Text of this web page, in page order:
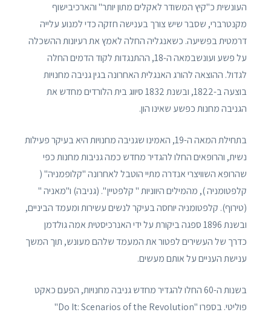
העונשית כ"קיץ המשודר לאקלים מתון יותר" והארכיבישוף
מקנטרברי, שסבר שיש צורך בענישה חזקה כדי למנוע עלייה
דרמטית בפשיעה. כשאנגליה החלה לאמץ את רעיונות ההשכלה
על פשע ועונשבמאה ה-18, ההתנגדות לקוד הדמים החלה
לגדול. ההוצאה להורג האנגלית האחרונה בגין גניבה מחנויות
בוצעה ב-1822, ובשנת 1832 סיווג בית הלורדים מחדש את
הגניבה מחנות כפשע שאינו הון.
בתחילת המאה ה-19, האמינו שגניבה מחנויות היא בעיקר פעילות
נשית, והרופאים החלו להגדיר מחדש כמה גניבות מחנות כפי
שהרופא השוויצרי אנדרה מתיי הוטבל לאחרונה "קלופמניה" (
קלפטומניה ), מהמילים היווניות " קלפטיין ". (גניבה) ו"מאניה "
(טירוף). קלפטומניה יוחסה בעיקר לנשים עשירות ומעמד הביניים,
ובשנת 1896 ספגה ביקורת על ידי האנרכיסטית אמה גולדמן
כדרך של העשירים לפטור את המעמד שלהם מעונש, תוך המשך
ענישת העניים על אותם מעשים.
בשנות ה-60 החלו להגדיר מחדש גניבה מחנויות, הפעם כאקט
פוליטי. בספרו "Do It: Scenarios of the Revolution"